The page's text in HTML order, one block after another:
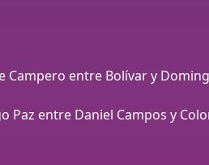
Campero entre Bolívar y
Paz entre Daniel Campos y